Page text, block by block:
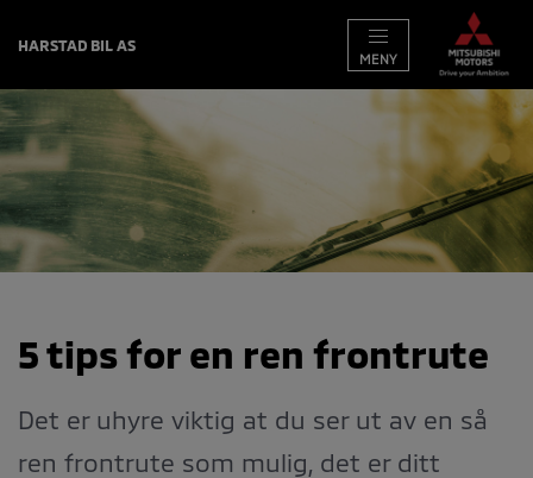
HARSTAD BIL AS
MENY
VERKSTED
TIPS OG RÅD
KONTAKT
MIN BIL
5 tips for en ren frontrute
Det er uhyre viktig at du ser ut av en så
ren frontrute som mulig, det er ditt